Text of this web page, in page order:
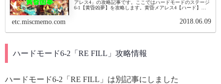
アレス4」の攻略記事です。ここではハードモードのステージ
6-1【黄昏凶夢】を攻略します。黄昏メアレス4【ハード】ス
etc.miscmemo.com 2018.06.09
ハードモード6-2「RE FILL」攻略情報
ハードモード6-2「RE FILL」は別記事にしました